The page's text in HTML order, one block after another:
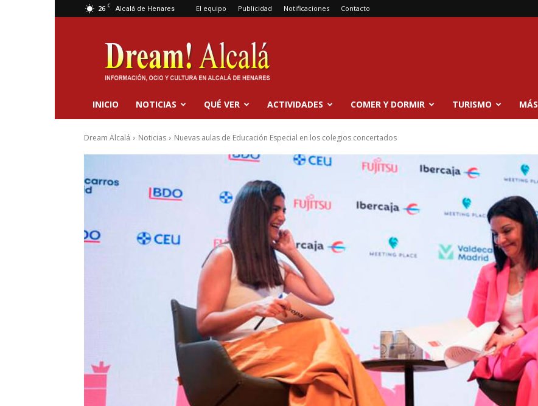
26 C Alcalá de Henares El equipo Publicidad Notificaciones Contacto
Dream
Alcalá
INICIO NOTICIAS QUÉ VER ACTIVIDADES COMER Y DORMIR TURISMO MÁS
Dream Alcalá Noticias Nuevas aulas de Educación Especial en los colegios concertados